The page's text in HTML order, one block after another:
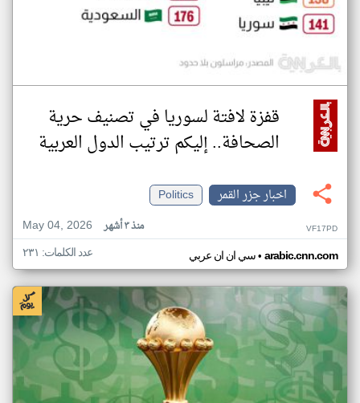
قفزة لافتة لسوريا في تصنيف حرية
الصحافة.. إليكم ترتيب الدول العربية
اخبار جزر القمر
Politics
May 04, 2026
منذ ٣ أشهر VF17PD
سي ان ان عربي• arabic.cnn.com عدد الكلمات: ٢٣١